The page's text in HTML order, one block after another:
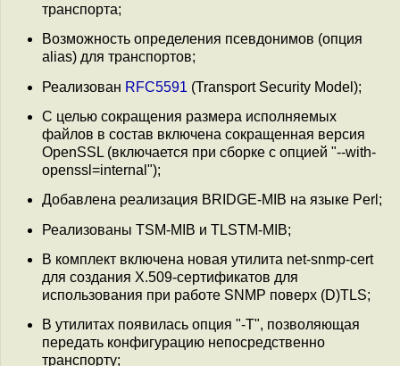
транспорта;
Возможность определения псевдонимов (опция
alias) для транспортов;
Реализован RFC5591 (Transport Security Model);
С целью сокращения размера исполняемых
файлов в состав включена сокращенная версия
OpenSSL (включается при сборке с опцией "--with-
openssl=internal");
Добавлена реализация BRIDGE-MIB на языке Perl;
Реализованы TSM-MIB и TLSTM-MIB;
В комплект включена новая утилита net-snmp-cert
для создания X.509-сертификатов для
использования при работе SNMP поверх (D)TLS;
В утилитах появилась опция "-T", позволяющая
передать конфигурацию непосредственно
транспорту;